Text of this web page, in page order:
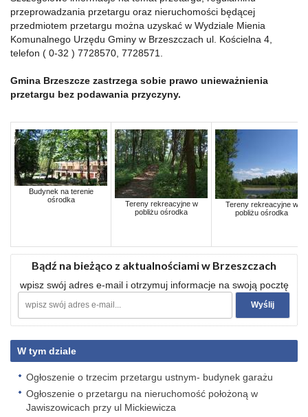
przeprowadzania przetargu oraz nieruchomości będącej
przedmiotem przetargu można uzyskać w Wydziale Mienia
Komunalnego Urzędu Gminy w Brzeszczach ul. Kościelna 4,
telefon ( 0-32 ) 7728570, 7728571.
Gmina Brzeszcze zastrzega sobie prawo unieważnienia
przetargu bez podawania przyczyny.
Budynek na terenie
ośrodka
Tereny rekreacyjne w
pobliżu ośrodka
Tereny rekreacyjne w
pobliżu ośrodka
Bądź na bieżąco z aktualnościami w Brzeszczach
wpisz swój adres e-mail i otrzymuj informacje na swoją pocztę
W tym dziale
Ogłoszenie o trzecim przetargu ustnym- budynek garażu
Ogłoszenie o przetargu na nieruchomość położoną w
Jawiszowicach przy ul Mickiewicza